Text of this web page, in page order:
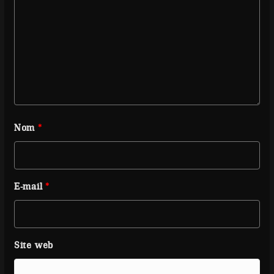
Nom *
E-mail*
Site web